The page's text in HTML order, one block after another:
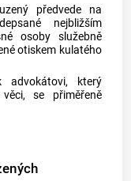
předvede na
nejbližším
osoby služebně
otiskem kulatého
kadvokátovi, který
se přiměřeně